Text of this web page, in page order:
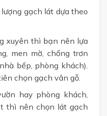
gạch lát dựa theo
xuyên thì bạn nên lựa
men mờ, chống trơn
bếp, phòng khách).
chọn gạch vân gỗ.
hay phòng khách,
thì nên chọn lát gạch